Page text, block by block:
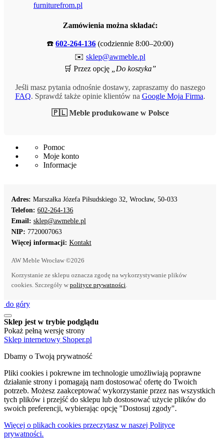
furniturefrom.pl
Zamówienia można składać:
☎️ 602-264-136 (codziennie 8:00–20:00)
✉️ sklep@awmeble.pl
🛒 Przez opcję
„Do koszyka”
Jeśli masz pytania odnośnie dostawy, zapraszamy do naszego
FAQ. Sprawdź także opinie klientów na Google Moja Firma.
🇵🇱 Meble produkowane w Polsce
Pomoc
Moje konto
Informacje
Adres: Marszałka Józefa Piłsudskiego 32, Wrocław, 50-033
Telefon: 602-264-136
Email: sklep@awmeble.pl
NIP: 7720007063
Więcej informacji: Kontakt
AW Meble Wrocław ©2026
Korzystanie ze sklepu oznacza zgodę na wykorzystywanie plików
cookies. Szczegóły w polityce prywatności
do góry
Sklep jest w trybie podglądu
Pokaż pełną wersję strony
Sklep internetowy Shoper.pl
Dbamy o Twoją prywatność
Pliki cookies i pokrewne im technologie umożliwiają poprawne
działanie strony i pomagają nam dostosować ofertę do Twoich
potrzeb. Możesz zaakceptować wykorzystanie przez nas wszystkich
tych plików i przejść do sklepu lub dostosować użycie plików do
swoich preferencji, wybierając opcję "Dostosuj zgody".
Więcej o plikach cookies przeczytasz w naszej Polityce
prywatności.